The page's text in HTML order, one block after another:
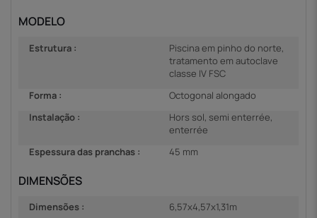
MODELO
Estrutura :
Piscina em pinho do norte,
tratamento em autoclave
classe IV FSC
Forma :
Octogonal alongado
Instalação :
Hors sol, semi enterrée,
enterrée
Espessura das pranchas :
45 mm
DIMENSÕES
Dimensões :
6,57x4,57x1,31m